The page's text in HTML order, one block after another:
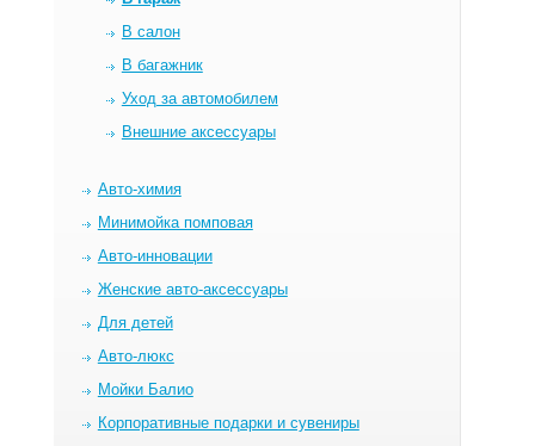
В салон
В багажник
Уход за автомобилем
Внешние аксессуары
Авто-химия
Минимойка помповая
Авто-инновации
Женские авто-аксессуары
Для детей
Авто-люкс
Мойки Балио
Корпоративные подарки и сувениры